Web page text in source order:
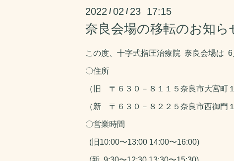
2022 /02 / 23 17:15
奈良会場の移転のお知ら
この度、十字式指圧治療院 奈良会場は 6
〇住所
（旧 〒６３０－８１１５奈良市大宮町
（新 〒６３０－８２２５奈良市西御門
〇営業時間
(旧10:00〜13:00 14:00〜16:00)